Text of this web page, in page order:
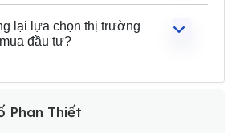
lại lựa chọn thị trường
đầu tư?
Phan Thiết